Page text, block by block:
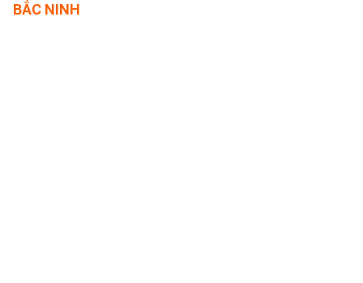
BẮC NINH